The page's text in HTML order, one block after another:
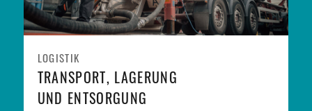
LOGISTIK
TRANSPORT, LAGERUNG
UND ENTSORGUNG